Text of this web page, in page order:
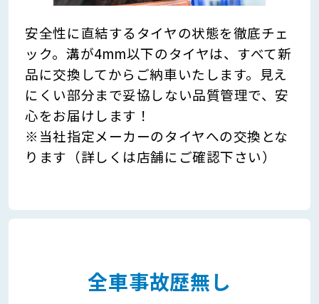
安全性に直結するタイヤの状態を徹底チェ
ック。溝が4mm以下のタイヤは、すべて新
品に交換してからご納車いたします。見え
にくい部分まで妥協しない品質管理で、安
心をお届けします！
※当社指定メーカーのタイヤへの交換とな
ります（詳しくは店舗にご確認下さい）
全車事故歴無し